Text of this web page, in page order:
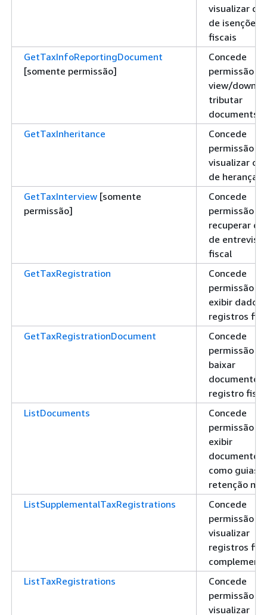
visualizar
de isenções
fiscais
GetTaxInfoReportingDocument
[somente permissão]
Concede
permissão
view/
tributar
documents/
GetTaxInheritance
Concede
permissão
visualizar o
de herança
GetTaxInterview [somente
permissão]
Concede
permissão
recuperar
de entrevista
fiscal
GetTaxRegistration
Concede
permissão
exibir dados
registros
GetTaxRegistrationDocument
Concede
permissão
baixar
documentos
registro
ListDocuments
Concede
permissão
exibir
documentos,
como guias
retenção na
ListSupplementalTaxRegistrations
Concede
permissão
visualizar
registros
ListTaxRegistrations
Concede
permissão
visualizar